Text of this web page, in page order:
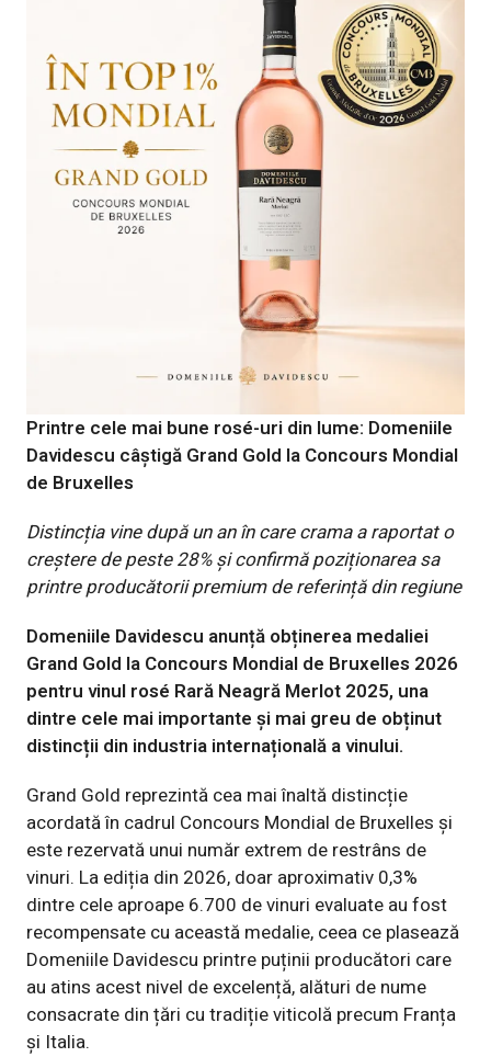
Printre cele mai bune rosé-uri din lume: Domeniile
Davidescu câștigă Grand Gold la Concours Mondial
de Bruxelles
Distincția vine după un an în care crama a raportat o
creștere de peste 28% și confirmă poziționarea sa
printre producătorii premium de referință din regiune
Domeniile Davidescu anunță obținerea medaliei
Grand Gold la Concours Mondial de Bruxelles 2026
pentru vinul rosé Rară Neagră Merlot 2025, una
dintre cele mai importante și mai greu de obținut
distincții din industria internațională a vinului.
Grand Gold reprezintă cea mai înaltă distincție
acordată în cadrul Concours Mondial de Bruxelles și
este rezervată unui număr extrem de restrâns de
vinuri. La ediția din 2026, doar aproximativ 0,3%
dintre cele aproape 6.700 de vinuri evaluate au fost
recompensate cu această medalie, ceea ce plasează
Domeniile Davidescu printre puținii producători care
au atins acest nivel de excelență, alături de nume
consacrate din țări cu tradiție viticolă precum Franța
și Italia.